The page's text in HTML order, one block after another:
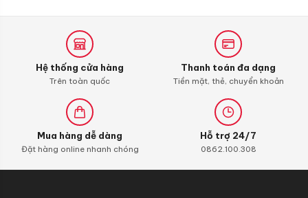
110
(bình
xăng
con)
Hệ thống cửa hàng
Trên toàn quốc
Thanh toán đa dạng
Tiền mặt, thẻ, chuyển khoản
Mua hàng dễ dàng
Đặt hàng online nhanh chóng
Hỗ trợ 24/7
0862.100.308